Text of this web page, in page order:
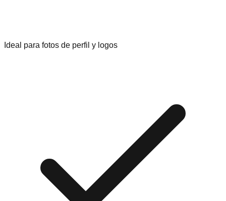
Ideal para fotos de perfil y logos